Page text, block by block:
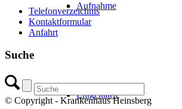
Aufnahme
Entgelttarif
Telefonverzeichnis
Kontaktformular
Anfahrt
Suche
© Copyright - Krankenhaus Heinsberg